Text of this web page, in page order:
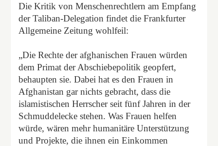
Die Kritik von Menschenrechtlern am Empfang
der Taliban-Delegation findet die Frankfurter
Allgemeine Zeitung wohlfeil:
„Die Rechte der afghanischen Frauen würden
dem Primat der Abschiebepolitik geopfert,
behaupten sie. Dabei hat es den Frauen in
Afghanistan gar nichts gebracht, dass die
islamistischen Herrscher seit fünf Jahren in der
Schmuddelecke stehen. Was Frauen helfen
würde, wären mehr humanitäre Unterstützung
und Projekte, die ihnen ein Einkommen